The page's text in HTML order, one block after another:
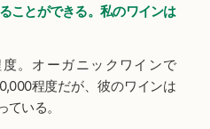
ことができる。私のワインは
。オーガニックワインで
程度だが、彼のワインは
いる。